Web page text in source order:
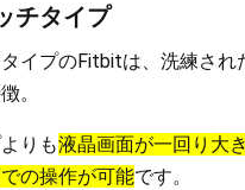
チタイプ
イプのFitbitは、洗練され
。
りも液晶画面が一回り大
の操作が可能です。